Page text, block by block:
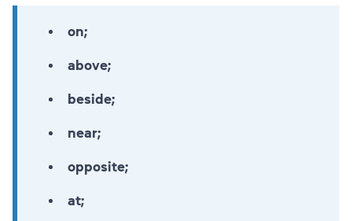
on;
above;
beside;
near;
opposite;
at;